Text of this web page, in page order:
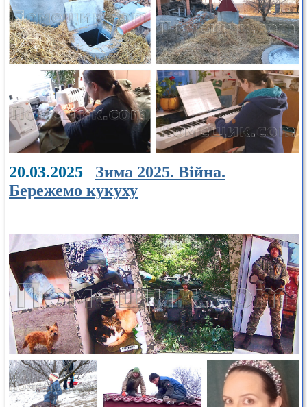
20.03.2025 Зима 2025. Війна.
Бережемо кукуху